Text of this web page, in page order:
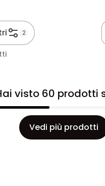
2
visto 60 prodotti
Vedi più prodotti